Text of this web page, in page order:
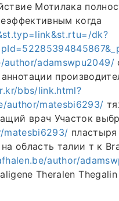
Мотилака
когда
dk?
author/adamswpu2049/
bbs/link.html?
author/matesbi6293/
врач Участок
matesbi6293/
область талии т к
author/
Theralen